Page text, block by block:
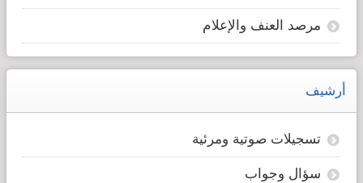
مرصد العنف والإعلام
أرشيف
تسجيلات صوتية ومرئية
سؤال وجواب